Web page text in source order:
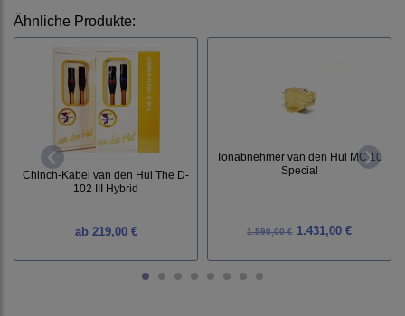
Ähnliche Produkte:
Chinch-Kabel van den Hul The D-
102 III Hybrid
ab219,00 €
Tonabnehmer van den Hul MC 10
Special
1.590,00 € 1.431,00 €